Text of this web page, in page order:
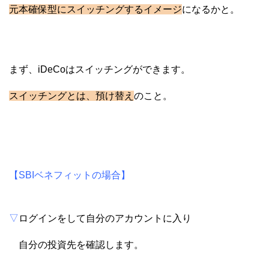
元本確保型にスイッチングするイメージになるかと。
まず、iDeCoはスイッチングができます。
スイッチングとは、預け替え のこと。
【SBIベネフィットの場合】
▽ ログインをして自分のアカウントに入り
自分の投資先を確認します。